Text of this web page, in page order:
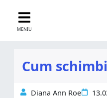
MENIU
Cum
Diana Ann Roe